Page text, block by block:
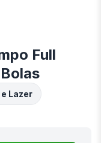
Full
Lazer